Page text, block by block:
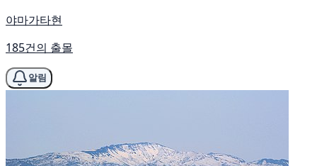
야마가타현
185건의 출몰
알림